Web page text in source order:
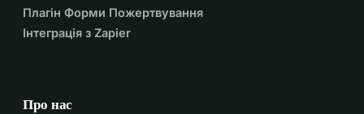
Плагін Форми Пожертвування
Інтеграція з Zapier
Про нас